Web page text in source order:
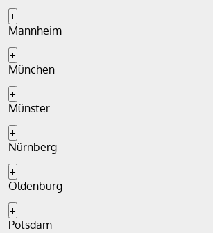
+
Mannheim
+
München
+
Münster
+
Nürnberg
+
Oldenburg
+
Potsdam